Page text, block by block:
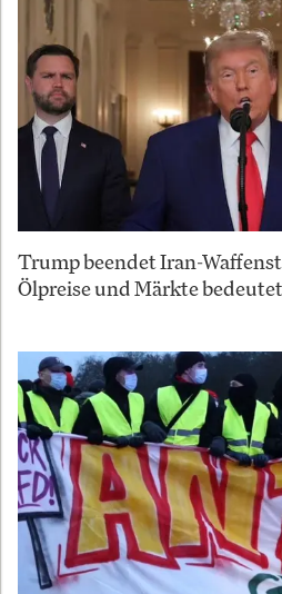
Trump beendet Iran-
Ölpreise und Märkte bedeutet